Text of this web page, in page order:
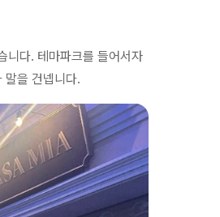
니다. 테마파크를 들어서자
말을 건넵니다.